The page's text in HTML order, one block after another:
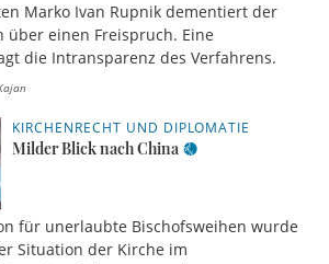
Marko Ivan Rupnik dementiert der
über einen Freispruch. Eine
die Intransparenz des Verfahrens.
KIRCHENRECHT UND DIPLOMATIE
Milder Blick nach China
für unerlaubte Bischofsweihen wurde
Situation der Kirche im